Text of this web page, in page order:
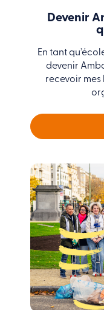
Devenir
En tant
devenir
recevoir